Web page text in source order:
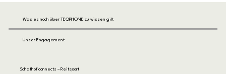
Was es noch über TEQPHONE zu wissen gilt
Unser Engagement
Schafhof connects – Reitsport